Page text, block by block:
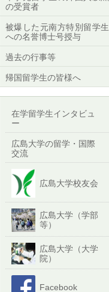
の受賞者
被爆した元南方特別留学生
への名誉博士号授与
過去の行事等
帰国留学生の皆様へ
在学留学生インタビュ
ー
広島大学の留学・国際
交流
広島大学校友会
広島大学（学部
等）
広島大学（大学
院）
Facebook